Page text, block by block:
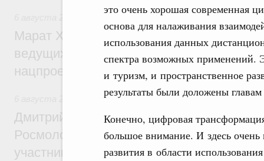
это очень хорошая современная
основа для налаживания
использования данных
спектра возможных применений.
и туризм, и пространственное
результаты были доложены главам
Конечно, цифровая
большое внимание. И здесь
развития в области
Национальный проект «Инфраструктура
Марат Хуснуллин: Порядка 200
ведущих к спортивным объектам,
нацпроекту «Инфраструктура для
Молодёжная политика
Дмитрий Чернышенко, Сергей Кравцов и
Росмолодёжи Григорий Гуров
участников проекта «Кольцо открытий»